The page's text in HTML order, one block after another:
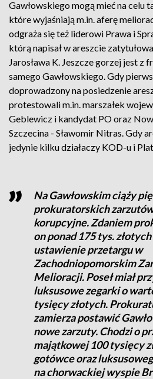
Gawłowskiego mogą mieć na celu
które wyjaśniają m.in. aferę
odgraża się też liderowi Prawa i
którą napisał w areszcie
Jarosława K. Jeszcze gorzej jest z
samego Gawłowskiego. Gdy
doprowadzony na posiedzenie
protestowali m.in. marszałek
Geblewicz i kandydat PO oraz
Szczecina - Sławomir Nitras. Gdy
jedynie kilku działaczy KOD-u i
Na Gawłowskim ciąży
prokuratorskich
korupcyjne. Zdaniem
on ponad 175 tys.
ustawienie przetargu w
Zachodniopomorskim
Melioracji. Poseł miał
luksusowe zegarki o
tysięcy złotych.
zamierza postawić
nowe zarzuty. Chodzi o
majątkowej 100 tysięcy
gotówce oraz
na chorwackiej wyspie